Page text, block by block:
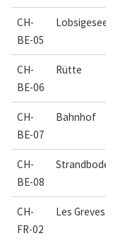
CH-
BE-05
Lobsigesee
CH-
BE-06
Rütte
CH-
BE-07
Bahnhof
CH-
BE-08
CH-
FR-02
Les Greves